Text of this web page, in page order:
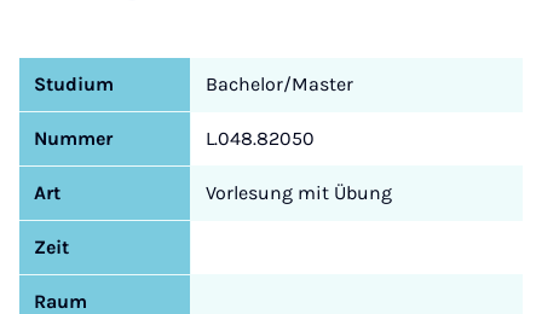
Studium Bachelor/Master
Nummer L.048.82050
Art Vorlesung mit Übung
Zeit
Raum